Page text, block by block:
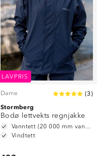
LAVPRIS
Dame (3)
Stormberg
Bodø lettvekts regnjakke
Vanntett (20 000 mm vannsøyle)
Vindtett